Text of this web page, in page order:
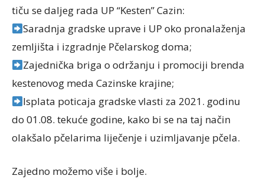
tiču se daljeg rada UP “Kesten” Cazin:
Saradnja gradske uprave i UP oko pronalaženja
zemljišta i izgradnje Pčelarskog doma;
Zajednička briga o održanju i promociji brenda
kestenovog meda Cazinske krajine;
Isplata poticaja gradske vlasti za 2021. godinu
do 01.08. tekuće godine, kako bi se na taj način
olakšalo pčelarima liječenje i uzimljavanje pčela.
Zajedno možemo više i bolje.